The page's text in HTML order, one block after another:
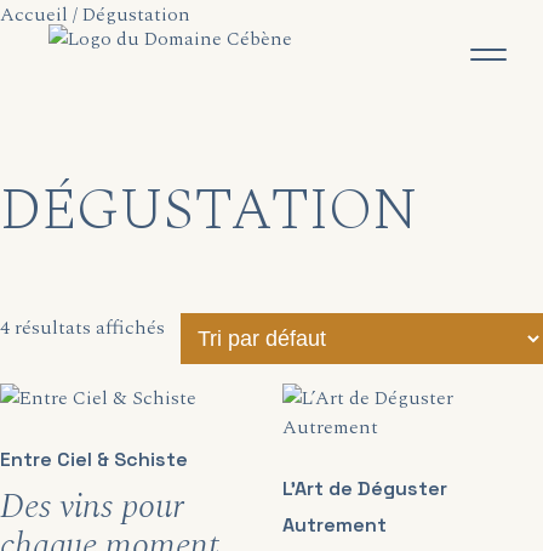
Accueil / Dégustation
DÉGUSTATION
4 résultats affichés
Entre Ciel & Schiste
Des vins pour
L’Art de Déguster
Autrement